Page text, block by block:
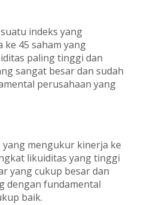
indeks yang
45 saham yang
paling tinggi dan
sangat besar dan sudah
perusahaan yang
yang mengukur kinerja ke
likuiditas yang tinggi
yang cukup besar dan
dengan fundamental
baik.